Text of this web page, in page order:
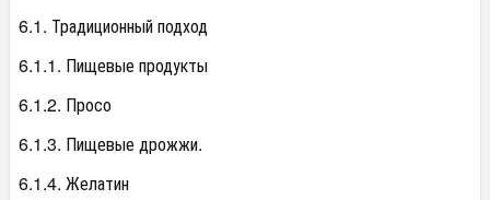
6.1. Традиционный подход
6.1.1. Пищевые продукты
6.1.2. Просо
6.1.3. Пищевые дрожжи.
6.1.4. Желатин